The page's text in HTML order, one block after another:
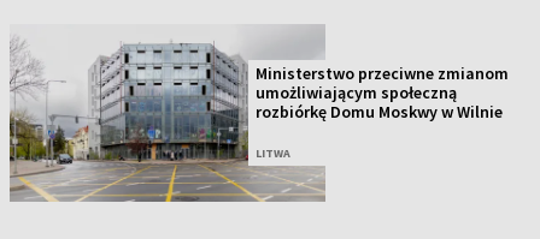
Ministerstwo przeciwne zmianom
umożliwiającym społeczną
rozbiórkę Domu Moskwy w Wilnie
LITWA